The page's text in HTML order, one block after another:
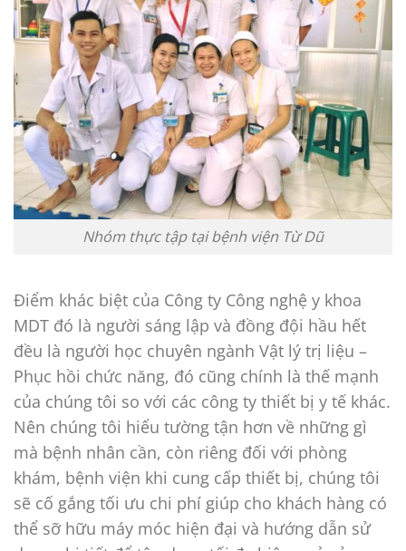
Nhóm thực tập tại bệnh viện Từ Dũ
Điểm khác biệt của Công ty Công nghệ y khoa
MDT đó là người sáng lập và đồng đội hầu hết
đều là người học chuyên ngành Vật lý trị liệu –
Phục hồi chức năng, đó cũng chính là thế mạnh
của chúng tôi so với các công ty thiết bị y tế khác.
Nên chúng tôi hiểu tường tận hơn về những gì
mà bệnh nhân cần, còn riêng đối với phòng
khám, bệnh viện khi cung cấp thiết bị, chúng tôi
sẽ cố gắng tối ưu chi phí giúp cho khách hàng có
thể sỡ hữu máy móc hiện đại và hướng dẫn sử